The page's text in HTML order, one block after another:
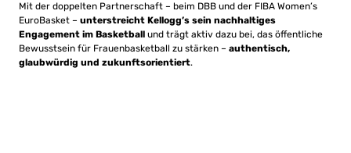
Mit der doppelten Partnerschaft – beim DBB und der FIBA Women’s
EuroBasket – unterstreicht Kellogg’s sein nachhaltiges
Engagement im Basketball und trägt aktiv dazu bei, das öffentliche
Bewusstsein für Frauenbasketball zu stärken – authentisch,
glaubwürdig und zukunftsorientiert.